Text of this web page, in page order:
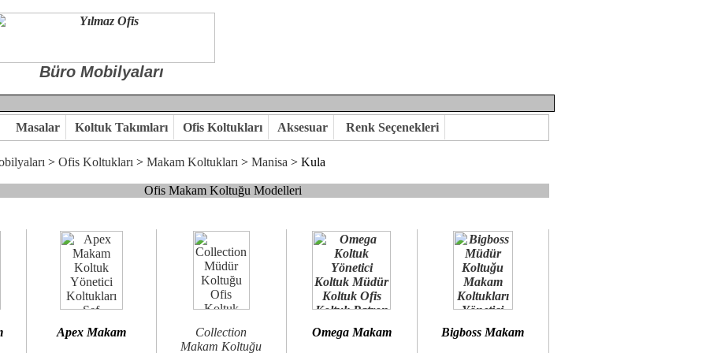
Büro Mobilyaları
kaliteye önem veriyorsanız,makam koltuk modellerimizi incelemenizi öneririz.
goldsit ve modern makam koltukları hayal ettiğiniz özgün ofis ortamına kavuşabilirsiniz.
birlikte karar verelim.
Büro Mobilya
Masalar Koltuk Takımları Ofis Koltukları Aksesuar Renk Seçenekleri
> Ofis Koltukları > Makam Koltukları > Manisa > Kula
Ofis Makam Koltuğu Modelleri
Apex Makam
Collection
Makam Koltuğu
Omega Makam Bigboss Makam